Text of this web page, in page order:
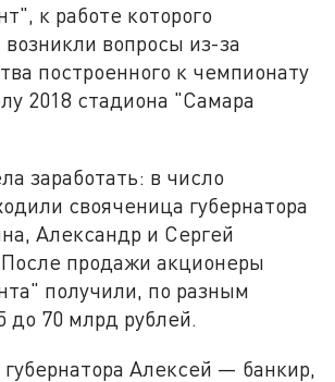
к работе которого
вопросы из-за
построенного к чемпионату
2018 стадиона "Самара
заработать: в число
свояченица губернатора
Александр и Сергей
продажи акционеры
получили, по разным
до 70 млрд рублей.
Алексей — банкир,